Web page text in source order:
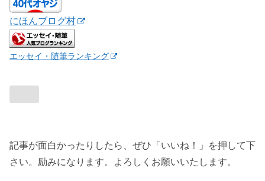
にほんブログ村
エッセイ・随筆ランキング
記事が面白かったりしたら、ぜひ「いいね！」を押して下
さい。励みになります。よろしくお願いいたします。